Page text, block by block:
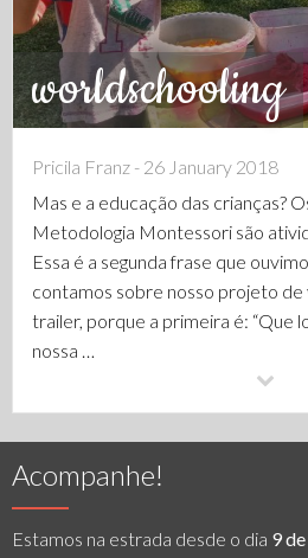
worldschooling
Pricila Franz - 26 January 2018
Mas e a educação das crianças?
Metodologia Montessori são
Essa é a segunda frase que
contamos sobre nosso projeto de
trailer, porque a primeira é: “Que
nossa …
Acompanhe!
Estamos na estrada desde o dia 9